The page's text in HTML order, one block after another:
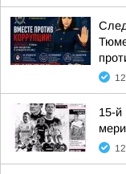
15-й